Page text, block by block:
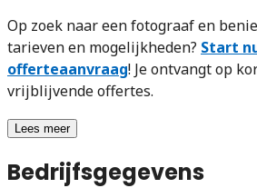
Op zoek naar een fotograaf en
tarieven en mogelijkheden? Start
offerteaanvraag! Je ontvangt op
vrijblijvende offertes.
Lees meer
Bedrijfsgegevens